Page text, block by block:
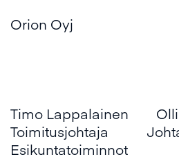
Orion Oyj
Timo Lappalainen Olli
Toimitusjohtaja
Esikuntatoiminnot